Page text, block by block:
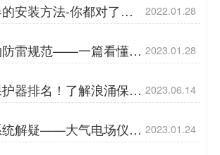
安装方法-你都对了吗
】…
2022.01.28
防雷规范——一篇看懂
】…
2023.01.28
器排名！了解浪涌保护
楚-易造防雷…
2023.06.14
统解疑——大气电场仪知
造防雷】…
2023.01.24